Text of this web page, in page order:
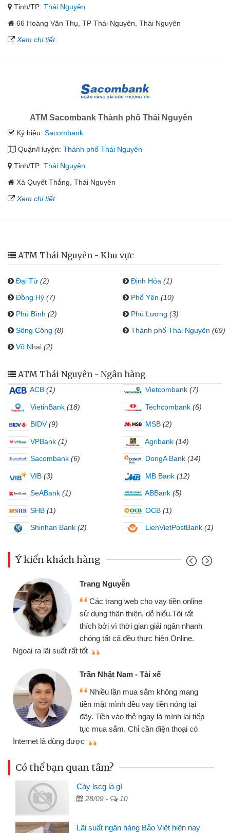
Tỉnh/TP: Thái Nguyên
66 Hoàng Văn Thụ, TP Thái Nguyên, Thái Nguyên
Xem chi tiết
ATM Sacombank Thành phố Thái Nguyên
Ký hiệu: Sacombank
Quận/Huyện: Thành phố Thái Nguyên
Tỉnh/TP: Thái Nguyên
Xả Quyết Thắng, Thái Nguyên
Xem chi tiết
ATM Thái Nguyên - Khu vực
Đại Từ (2) Định Hóa (1)
Đồng Hỷ (7) Phổ Yên (10)
Phú Bình (2) Phú Lương (3)
Sông Công (8) Thành phố Thái Nguyên (69)
Võ Nhai (2)
ATM Thái Nguyên - Ngân hàng
ACB (1) Vietcombank (7)
VietinBank (18) Techcombank (6)
BIDV (9) MSB (2)
VPBank (1) Agribank (14)
Sacombank (6) DongA Bank (14)
VIB (3) MB Bank (12)
SeABank (1) ABBank (5)
SHB (1) OCB (1)
Shinhan Bank (2) LienVietPostBank (1)
Ý kiến khách hàng
web cho vay tiền online
thiện, dễ hiểu.Tôi rất
gian giải ngân nhanh
thực hiện Online.
- Tài xế
mua sắm không mang
đều vay tiền nóng tại
thẻ ngay là mình lại tiếp
Chỉ cần điện thoại có
chiếc xe wave
cần gặp mặt nên
nhiều lúc cần
đến website qua
đã giải quyết
Có thể bạn quan tâm?
Cày lscg là gì
28/09 - 10
Lãi suất ngân hàng Bảo Việt hiện nay